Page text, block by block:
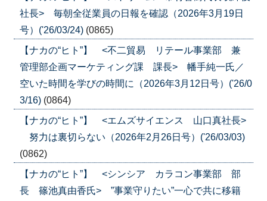
社長> 毎朝全従業員の日報を確認（2026年3月19日
号）('26/03/24) (0865)
【ナカの“ヒト”】 <不二貿易 リテール事業部 兼
管理部企画マーケティング課 課長> 幡手純一氏／
空いた時間を学びの時間に（2026年3月12日号）('26/0
3/16) (0864)
【ナカの“ヒト”】 <エムズサイエンス 山口真社長>
努力は裏切らない（2026年2月26日号）('26/03/03)
(0862)
【ナカの“ヒト”】 <シンシア カラコン事業部 部
長 篠池真由香氏> ”事業守りたい”一心で共に移籍